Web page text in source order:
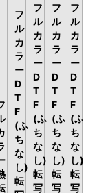
フ
ル
カ
ラ
ー
D
T
F
(ふ
ち
な
し)
転
フ
ル
カ
ラ
ー
D
T
F
(ふ
ち
な
し)
転
写
フ
ル
カ
ラ
ー
D
T
F
(ふ
ち
な
し)
転
写
フ
ル
カ
ラ
ー
D
T
F
(ふ
ち
な
し)
転
写